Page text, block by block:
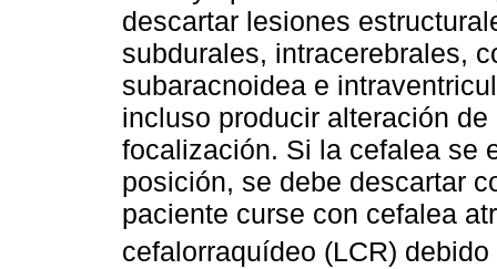
descartar lesiones
subdurales, intracerebrales,
subaracnoidea e
incluso producir alteración
focalización. Si la cefalea se
posición, se debe descartar
paciente curse con cefalea
cefalorraquídeo (LCR)